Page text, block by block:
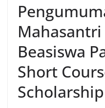
Mahasantri
Beasiswa
Short